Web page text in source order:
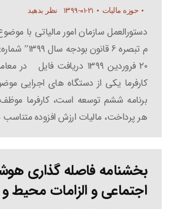
حوزه مالیات ۱۳۹۹-۰۱-۲۱ نظر بدهید
دستورالعمل سازمان امور مالیاتی با
۲۰ فروردین ۱۳۹۹ دریافت فایل
برنامه ششم توسعه است، کارفرما
هر پرداخت، مالیات ارزش افزوده
بخشنامه فاصله گذاری
اجتماعی و الزامات محیط و